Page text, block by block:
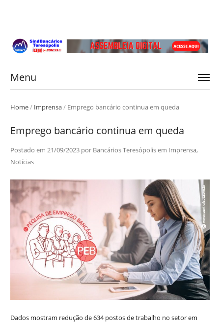
Menu
Home/ Imprensa/ Emprego bancário continua em queda
Emprego bancário continua em queda
Postado em 21/09/2023por Bancários Teresópolisem Imprensa,
Notícias
Dados mostram redução de 634 postos de trabalho no setor em